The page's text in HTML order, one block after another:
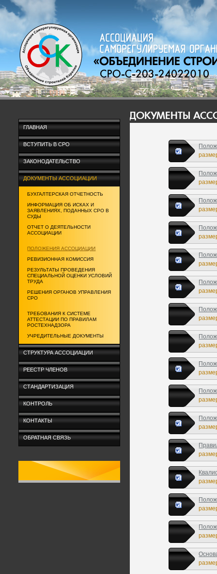
ГЛАВНАЯ
ВСТУПИТЬ В СРО
ЗАКОНОДАТЕЛЬСТВО
ДОКУМЕНТЫ АССОЦИАЦИИ
БУХГАЛТЕРСКАЯ ОТЧЕТНОСТЬ
ИНФОРМАЦИЯ ОБ ИСКАХ И
ЗАЯВЛЕНИЯХ, ПОДАННЫХ СРО В
СУДЫ
ОТЧЕТ О ДЕЯТЕЛЬНОСТИ
АССОЦИАЦИИ
ПОЛОЖЕНИЯ АССОЦИАЦИИ
РЕВИЗИОННАЯ КОМИССИЯ
РЕЗУЛЬТАТЫ ПРОВЕДЕНИЯ
СПЕЦИАЛЬНОЙ ОЦЕНКИ УСЛОВИЙ
ТРУДА
РЕШЕНИЯ ОРГАНОВ УПРАВЛЕНИЯ
СРО
ТРЕБОВАНИЯ К СИСТЕМЕ
АТТЕСТАЦИИ ПО ПРАВИЛАМ
РОСТЕХНАДЗОРА
УЧРЕДИТЕЛЬНЫЕ ДОКУМЕНТЫ
СТРУКТУРА АССОЦИАЦИИ
РЕЕСТР ЧЛЕНОВ
СТАНДАРТИЗАЦИЯ
КОНТРОЛЬ
КОНТАКТЫ
ОБРАТНАЯ СВЯЗЬ
ДОКУМЕНТЫ